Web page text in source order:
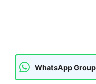
WhatsApp Group